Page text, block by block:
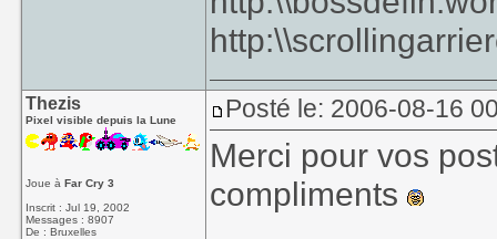
Thezis
Pixel visible depuis la Lune
Joue àFar Cry 3
Inscrit : Jul 19, 2002
Messages : 8907
De : Bruxelles
Posté le: 2006-08-16
Merci pour vos
compliments